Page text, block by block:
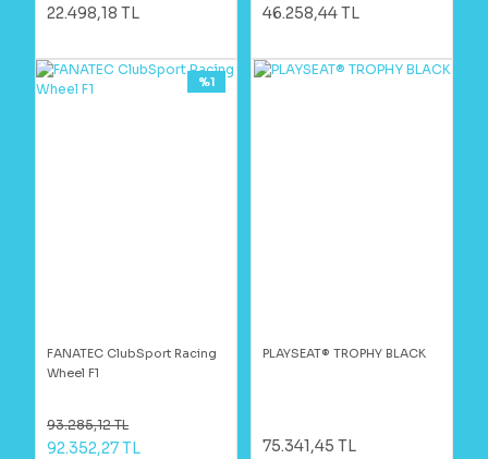
22.498,18 TL 46.258,44 TL
FANATEC ClubSport Racing
Wheel F1
%1
93.285,12 TL
92.352,27 TL
PLAYSEAT® TROPHY BLACK
75.341,45 TL